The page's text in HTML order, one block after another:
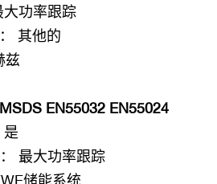
大功率跟踪
其他的
兹
EN55032 EN55024
是
最大功率跟踪
储能系统